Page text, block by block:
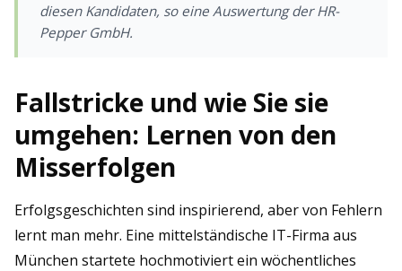
diesen Kandidaten, so eine Auswertung derHR-
Pepper GmbH.
Fallstricke und wie Sie sie
umgehen: Lernen von den
Misserfolgen
Erfolgsgeschichten sind inspirierend, aber von Fehlern
lernt man mehr. Eine mittelständische IT-Firma aus
München startete hochmotiviert ein wöchentliches